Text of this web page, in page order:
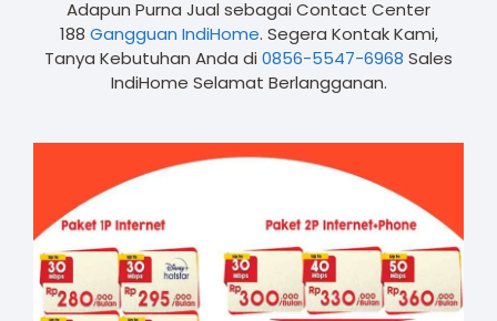
Adapun Purna Jual sebagai Contact Center
188 Gangguan IndiHome. Segera Kontak Kami,
Tanya Kebutuhan Anda di 0856-5547-6968 Sales
IndiHome Selamat Berlangganan.